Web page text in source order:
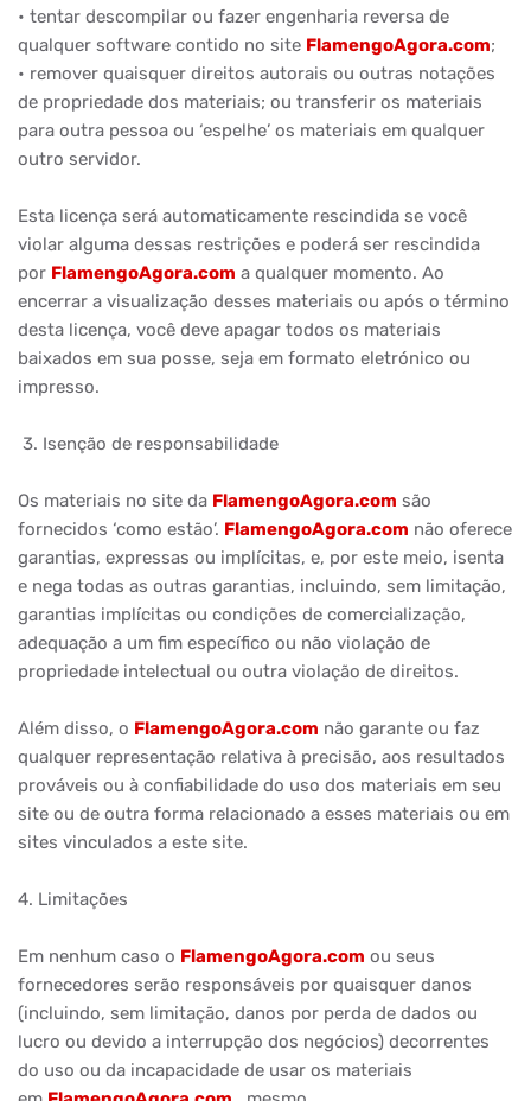
• tentar descompilar ou fazer engenharia reversa de
qualquer software contido no site FlamengoAgora.com;
• remover quaisquer direitos autorais ou outras notações
de propriedade dos materiais; ou transferir os materiais
para outra pessoa ou ‘espelhe’ os materiais em qualquer
outro servidor.
Esta licença será automaticamente rescindida se você
violar alguma dessas restrições e poderá ser rescindida
por FlamengoAgora.com a qualquer momento. Ao
encerrar a visualização desses materiais ou após o término
desta licença, você deve apagar todos os materiais
baixados em sua posse, seja em formato eletrónico ou
impresso.
3. Isenção de responsabilidade
Os materiais no site da FlamengoAgora.com são
fornecidos ‘como estão’. FlamengoAgora.com não oferece
garantias, expressas ou implícitas, e, por este meio, isenta
e nega todas as outras garantias, incluindo, sem limitação,
garantias implícitas ou condições de comercialização,
adequação a um fim específico ou não violação de
propriedade intelectual ou outra violação de direitos.
Além disso, o FlamengoAgora.com não garante ou faz
qualquer representação relativa à precisão, aos resultados
prováveis ​​ou à confiabilidade do uso dos materiais em seu
site ou de outra forma relacionado a esses materiais ou em
sites vinculados a este site.
4. Limitações
Em nenhum caso o FlamengoAgora.com ou seus
fornecedores serão responsáveis ​​por quaisquer danos
(incluindo, sem limitação, danos por perda de dados ou
lucro ou devido a interrupção dos negócios) decorrentes
do uso ou da incapacidade de usar os materiais